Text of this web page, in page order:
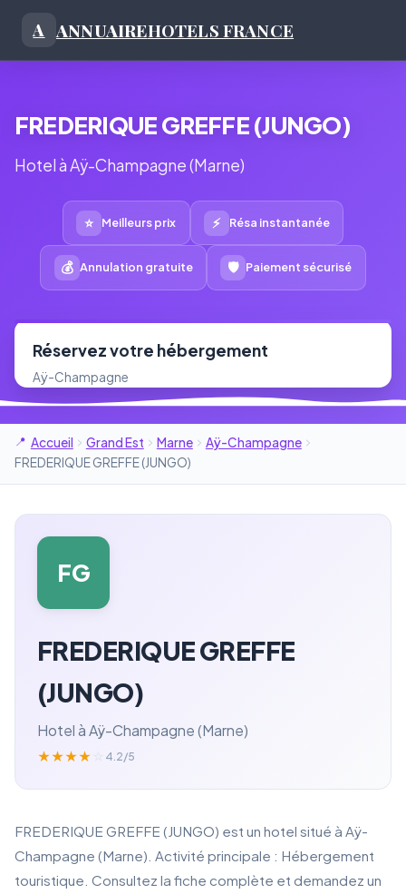
A ANNUAIREHOTELS FRANCE
FREDERIQUE GREFFE (JUNGO)
Hotel à Aÿ-Champagne (Marne)
⭐ Meilleurs prix ⚡ Résa instantanée
💰 Annulation gratuite 🛡 Paiement sécurisé
Réservez votre hébergement
Aÿ-Champagne
Accueil Grand Est Marne
Aÿ-Champagne
FREDERIQUE GREFFE (JUNGO)
FG
FREDERIQUE GREFFE
(JUNGO)
Hotel à Aÿ-Champagne (Marne)
★★★★ 4.2/5
FREDERIQUE GREFFE (JUNGO) est un hotel situé à Aÿ-
Champagne (Marne). Activité principale : Hébergement
touristique. Consultez la fiche complète et demandez un